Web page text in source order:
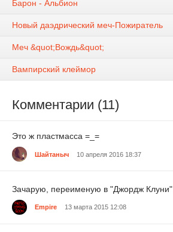
Барон - Альбион
Новый даэдрический меч-Пожиратель
Меч &quot;Вождь&quot;
Вампирский клеймор
Комментарии (11)
Это ж пластмасса =_=
Шайтаныч 10 апреля 2016 18:37
Зачарую, переименую в "Джордж Клуни"
Empire 13 марта 2015 12:08